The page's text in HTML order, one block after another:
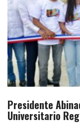
Presidente
Universitario